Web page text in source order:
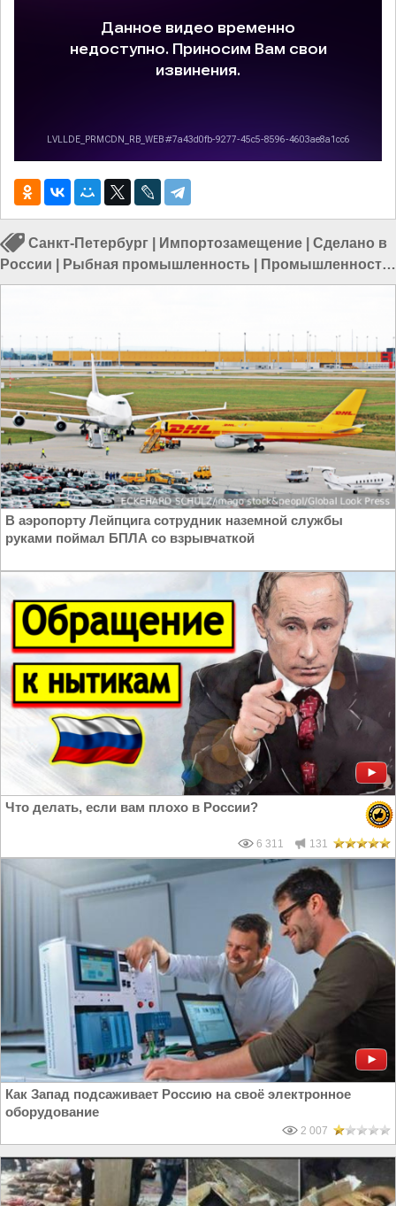
Санкт-Петербург Импортозамещение
Сделано в
России
Рыбная промышленность
Промышленность
в России|Производство в России
В аэропорту Лейпцига сотрудник наземной службы
руками поймал БПЛА со взрывчаткой
Что делать, если вам плохо в России?
6 311 131
Как Запад подсаживает Россию на своё электронное
оборудование
2 007